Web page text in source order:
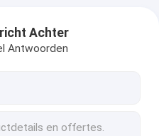
Achter
Antwoorden